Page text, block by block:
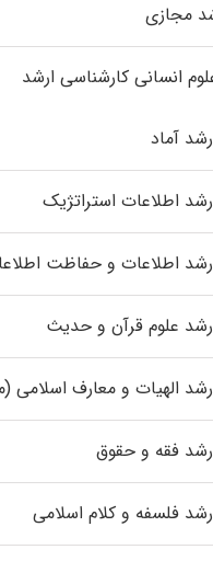
مجازی
انسانی کارشناسی ارشد
آماد
اطلاعات استراتژیک
اطلاعات و حفاظت
علوم قرآن و حدیث
الهیات و معارف
فقه و حقوق
فلسفه و کلام اسلامی